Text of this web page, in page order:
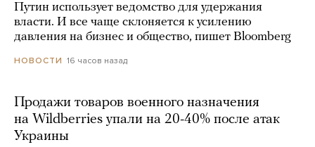
Путин использует ведомство для удержания
власти. И все чаще склоняется к усилению
давления на бизнес и общество, пишет Bloomberg
НОВОСТИ 16 часов назад
Продажи товаров военного назначения
на Wildberries упали на 20-40% после атак
Украины